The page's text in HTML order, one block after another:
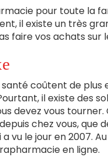
pour toute la
il existe un très
faire vos achats sur
coûtent de plus
il existe des
devez vous
chez vous, que
vu le jour en 2007.
en ligne.